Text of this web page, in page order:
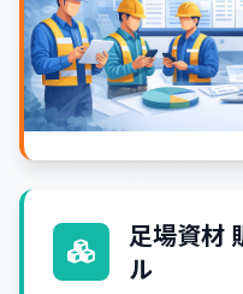
足場資材
ル